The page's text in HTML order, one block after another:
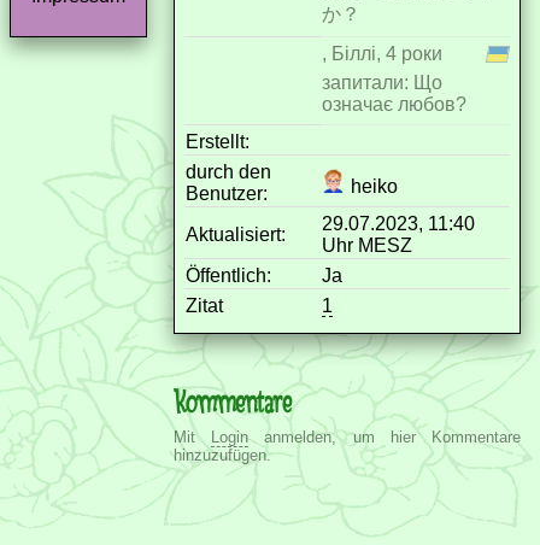
か？
, Біллі, 4 роки
запитали: Що
означає любов?
Erstellt:
durch den
Benutzer:
heiko
Aktualisiert:
29.07.2023, 11:40
Uhr MESZ
Öffentlich:
Ja
Zitat
1
Kommentare
Mit Loginanmelden, um hier Kommentare
hinzuzufügen.